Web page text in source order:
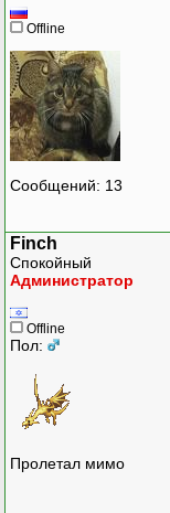
Offline
Сообщений: 13
Finch
Спокойный
Администратор
Offline
Пол:
Пролетал мимо